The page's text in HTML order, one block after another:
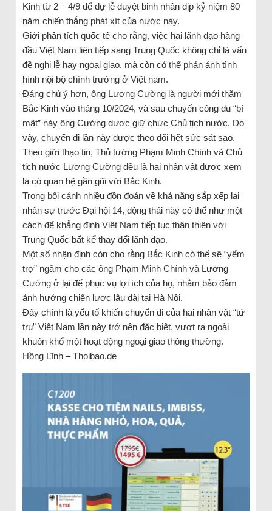
Kinh từ 2 – 4/9 để dự lễ duyệt binh nhân dịp kỷ niệm 80
năm chiến thắng phát xít của nước này.
Giới phân tích quốc tế cho rằng, việc hai lãnh đạo hàng
đầu Việt Nam liên tiếp sang Trung Quốc không chỉ là vấn
đề nghi lễ hay ngoại giao, mà còn có thể phản ánh tình
hình nội bộ chính trường ở Việt nam.
Đáng chú ý hơn, ông Lương Cường là người mới thăm
Bắc Kinh vào tháng 10/2024, và sau chuyến công du “bí
mật” này ông Cường dược giữ chức Chủ tịch nước. Do
vậy, chuyến đi lần này được theo dõi hết sức sát sao.
Theo giới thạo tin, Thủ tướng Phạm Minh Chính và Chủ
tịch nước Lương Cường đều là hai nhân vật được xem
là có quan hệ gần gũi với Bắc Kinh.
Trong bối cảnh nhiều đồn đoán về khả năng sắp xếp lại
nhân sự trước Đại hội 14, động thái này có thể như một
cách để khẳng định Việt Nam tiếp tục thân thiện với
Trung Quốc bất kể thay đổi lãnh đạo.
Một số nhận định còn cho rằng Bắc Kinh có thể sẽ “yểm
trợ” ngầm cho các ông Phạm Minh Chính và Lương
Cường ở lại để phục vụ lợi ích của họ, nhằm bảo đảm
ảnh hưởng chiến lược lâu dài tại Hà Nội.
Đây chính là yếu tố khiến chuyến đi của hai nhân vật “tứ
trụ” Việt Nam lần này trở nên đặc biệt, vượt ra ngoài
khuôn khổ một hoạt động ngoại giao thông thường.
Hồng Lĩnh – Thoibao.de